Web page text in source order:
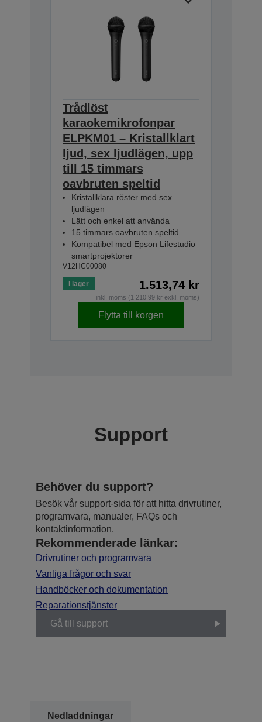
Trådlöst
karaokemikrofonpar
ELPKM01 – Kristallklart
ljud, sex ljudlägen, upp
till 15 timmars
oavbruten speltid
Kristallklara röster med sex
ljudlägen
Lätt och enkel att använda
15 timmars oavbruten speltid
Kompatibel med Epson Lifestudio
smartprojektorer
V12HC00080
I lager 1.513,74 kr
inkl. moms (1.210,99 kr exkl. moms)
Flytta till korgen
Support
Behöver du support?
Besök vår support-sida för att hitta drivrutiner,
programvara, manualer, FAQs och
kontaktinformation.
Rekommenderade länkar:
Drivrutiner och programvara
Vanliga frågor och svar
Handböcker och dokumentation
Reparationstjänster
Gå till support
Nedladdningar